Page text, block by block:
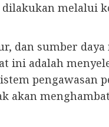
melalui
sumber daya
ini adalah
pengawasan
akan